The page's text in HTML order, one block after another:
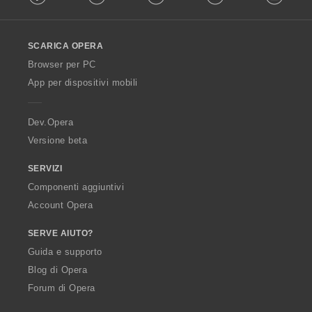
w
O
p
a
SCARICA OPERA
Browser per PC
App per dispositivi mobili
Dev.Opera
Versione beta
SERVIZI
Componenti aggiuntivi
Account Opera
SERVE AIUTO?
Guida e supporto
Blog di Opera
Forum di Opera